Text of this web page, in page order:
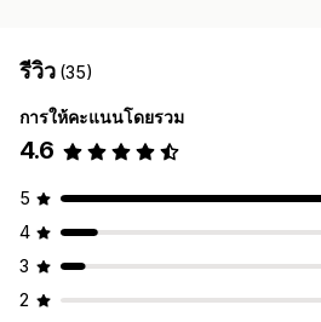
รีวิว (35)
การให้คะแนนโดยรวม
4.6
5
4
3
2